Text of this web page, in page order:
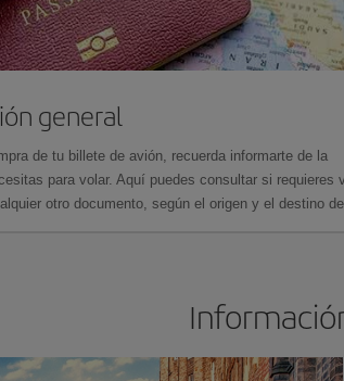
general
de tu billete de avión, recuerda informarte de la
para volar. Aquí puedes consultar si requieres
otro documento, según el origen y el destino